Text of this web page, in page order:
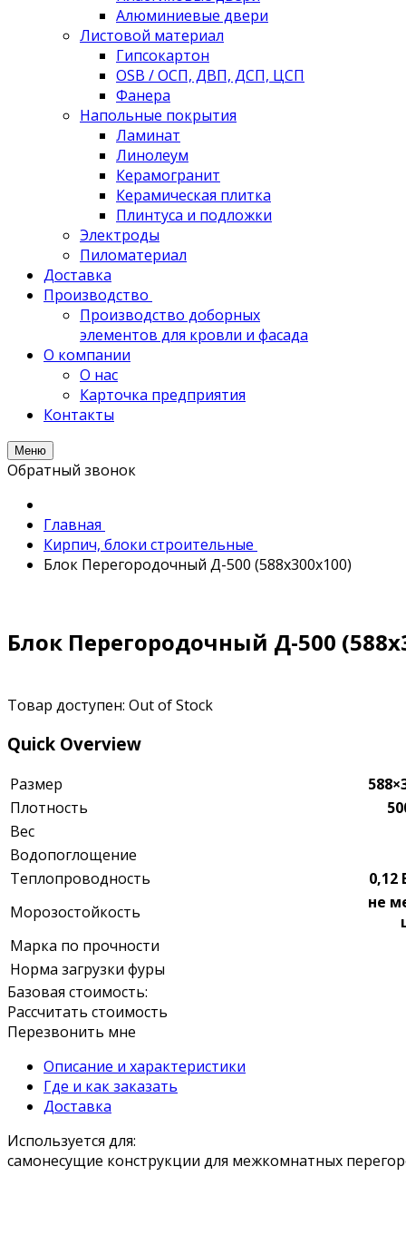
Алюминиевые двери
Листовой материал
Гипсокартон
OSB / ОСП, ДВП, ДСП, ЦСП
Фанера
Напольные покрытия
Ламинат
Линолеум
Керамогранит
Керамическая плитка
Плинтуса и подложки
Электроды
Пиломатериал
Доставка
Производство
Производство доборных
элементов для кровли и фасада
О компании
О нас
Карточка предприятия
Контакты
Меню
Обратный звонок
Главная
Кирпич, блоки строительные
Блок Перегородочный Д-500 (588x300x100)
Блок Перегородочный Д-500
Товар доступен: Out of Stock
Quick Overview
Размер
Плотность
Вес
Водопоглощение
Теплопроводность
Морозостойкость
не
Марка по прочности
Норма загрузки фуры
Базовая стоимость:
Рассчитать стоимость
Перезвонить мне
Описание и характеристики
Где и как заказать
Доставка
Используется для:
самонесущие конструкции для межкомнатных